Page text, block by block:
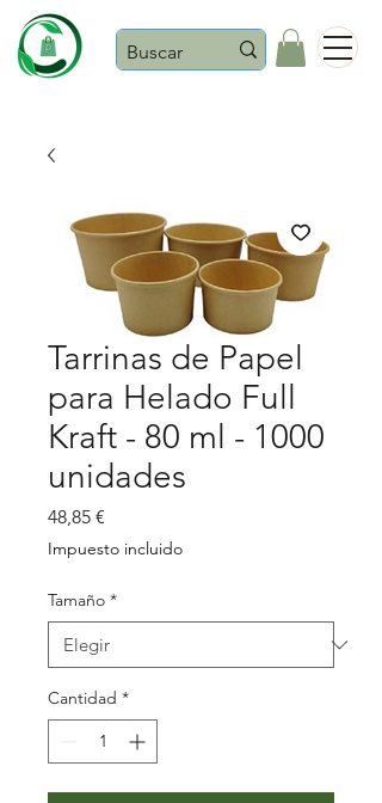
Tarrinas de Papel
para Helado Full
Kraft - 80 ml - 1000
unidades
48,85 €
Impuesto incluido
Tamaño *
Cantidad *